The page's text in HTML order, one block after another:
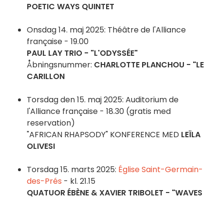
POETIC WAYS QUINTET
Onsdag 14. maj 2025: Théâtre de l'Alliance
française - 19.00
PAUL LAY TRIO - "L'ODYSSÉE"
Åbningsnummer: CHARLOTTE PLANCHOU - "LE
CARILLON
Torsdag den 15. maj 2025: Auditorium de
l'Alliance française - 18.30 (gratis med
reservation)
"AFRICAN RHAPSODY" KONFERENCE MED LEÏLA
OLIVESI
Torsdag 15. marts 2025: Église Saint-Germain-
des-Prés - kl. 21.15
QUATUOR ÉBÈNE & XAVIER TRIBOLET - "WAVES